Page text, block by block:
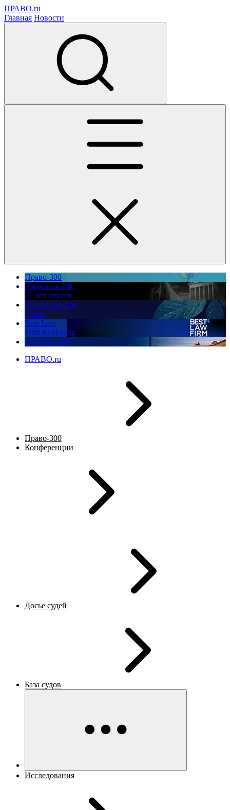
ПРАВО.ru
Главная Новости
Право-300
Юррынок РФ:
35 лет спустя
Экологическое
право
Best Law
Firm Marketing
ПМЮФ 2026
ПРАВО.ru
Право-300
Конференции
Досье судей
База судов
Исследования